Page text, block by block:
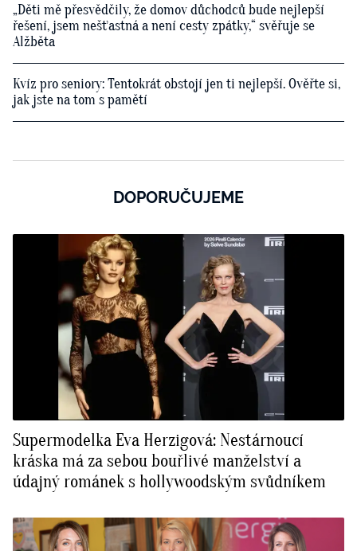
„Děti mě přesvědčily, že domov důchodců bude nejlepší
řešení, jsem nešťastná a není cesty zpátky,“ svěřuje se
Alžběta
Kvíz pro seniory: Tentokrát obstojí jen ti nejlepší. Ověřte si,
jak jste na tom s pamětí
DOPORUČUJEME
Supermodelka Eva Herzigová: Nestárnoucí
kráska má za sebou bouřlivé manželství a
údajný románek s hollywoodským svůdníkem